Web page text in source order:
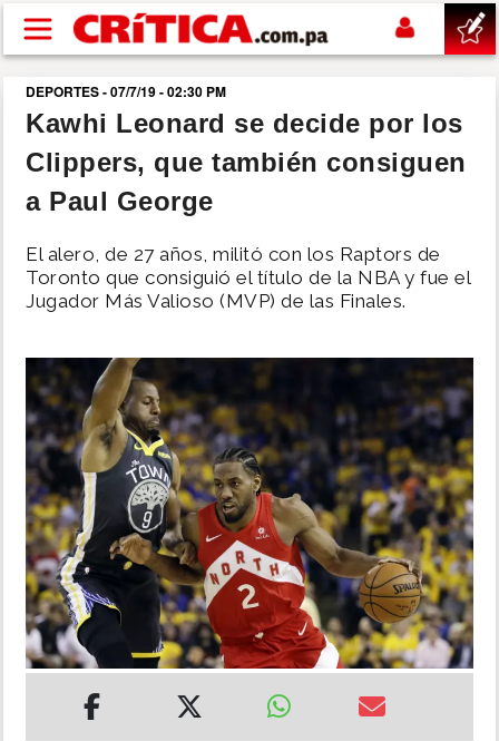
Pasar al contenido principal
buscar
SUCESOS
POLÍTICA
DEPORTES
MUNDO
INSÓLITAS
MULTIMEDIA
IMPRESO
DEPORTES - 07/7/19 - 02:30 PM
Kawhi Leonard se decide por los
Clippers, que también consiguen
a Paul George
El alero, de 27 años, militó con los Raptors de
Toronto que consiguió el título de la NBA y fue el
Jugador Más Valioso (MVP) de las Finales.